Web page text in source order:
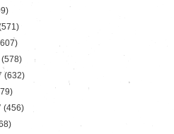
(578)
(632)
(456)